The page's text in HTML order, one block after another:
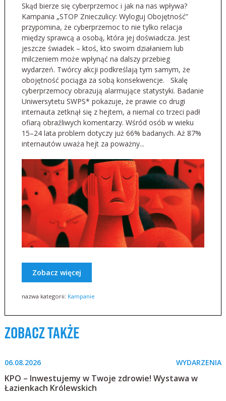
Skąd bierze się cyberprzemoc i jak na nas wpływa?
Kampania „STOP Znieczulicy: Wyloguj Obojętność”
przypomina, że cyberprzemoc to nie tylko relacja
między sprawcą a osobą, która jej doświadcza. Jest
jeszcze świadek – ktoś, kto swoim działaniem lub
milczeniem może wpłynąć na dalszy przebieg
wydarzeń. Twórcy akcji podkreślają tym samym, że
obojętność pociąga za sobą konsekwencje. Skalę
cyberprzemocy obrazują alarmujące statystyki. Badanie
Uniwersytetu SWPS* pokazuje, że prawie co drugi
internauta zetknął się z hejtem, a niemal co trzeci padł
ofiarą obraźliwych komentarzy. Wśród osób w wieku
15–24 lata problem dotyczy już 66% badanych. Aż 87%
internautów uważa hejt za poważny...
Zobacz więcej
nazwa kategorii: Kampanie
zobacz także
06.08.2026 WYDARZENIA
KPO – Inwestujemy w Twoje zdrowie! Wystawa w
Łazienkach Królewskich